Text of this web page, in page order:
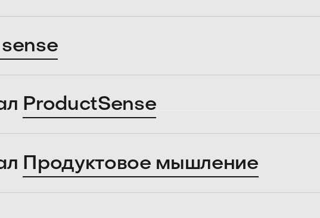
ProductSense
Продуктовое мышление